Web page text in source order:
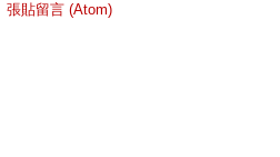
張貼留言 (Atom)